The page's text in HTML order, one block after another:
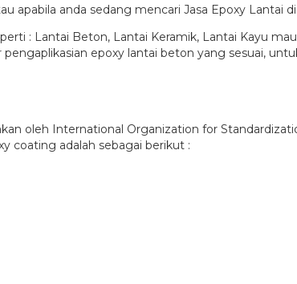
apabila anda sedang mencari Jasa Epoxy Lantai
: Lantai Beton, Lantai Keramik, Lantai Kayu
epoxy lantai beton yang sesuai,
oleh International Organization for
coating adalah sebagai berikut :